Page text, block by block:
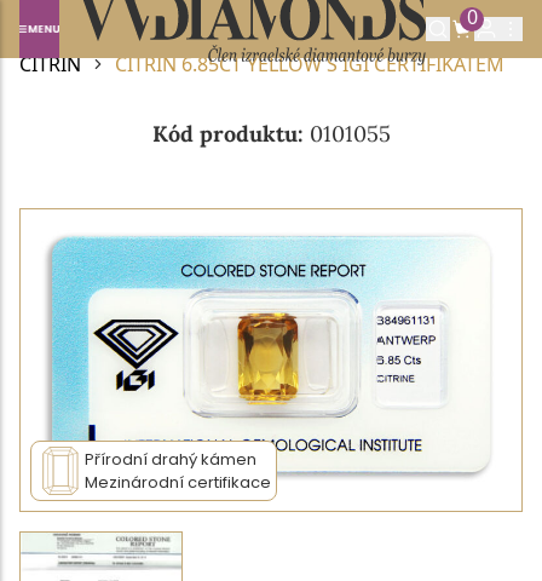
0
Domů
DRAHOKAMY A POLODRAHOKAMY
CITRÍN
CITRÍN 6.85CT YELLOW S IGI CERTIFIKÁTEM
Kód produktu: 0101055
Přírodní drahý kámen
Mezinárodní certifikace